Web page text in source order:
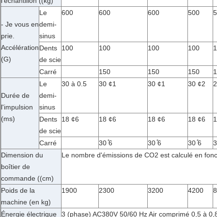
- Je vous en
prie.
Accélération
(G)
Le
demi-
sinus
600 600 600 500
Dents
de scie
100 100 100 100
Carré 150 150 150
Durée de
l'impulsion
(ms)
Le
demi-
sinus
30 à 0.5 30 ¢1 30 ¢1 30 ¢2
Dents
de scie
18 ¢6 18 ¢6 18 ¢6 18 ¢6
Carré 30 ̊6 30 ̊6 30 ̊6
Dimension du
boîtier de
commande ((cm)
Le nombre d'émissions de CO2 est calculé en
Poids de la
machine (en kg)
1900 2300 3200 4200
Énergie électrique 3 (phase) AC380V 50/60 Hz Air comprimé 0,5 à